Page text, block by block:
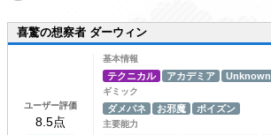
喜驚の想察者 ダーウィン
ユーザー評価
基本情報
テクニカル アカデミア Unknown
ギミック
ダメパネ お邪魔 ポイズン
主要能力